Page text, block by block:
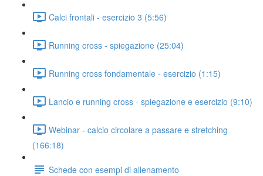
Calci frontali - esercizio 3 (5:56)
Running cross - spiegazione (25:04)
Running cross fondamentale - esercizio (1:15)
Lancio e running cross - spiegazione e esercizio (9:10)
Webinar - calcio circolare a passare e stretching
(166:18)
Schede con esempi di allenamento